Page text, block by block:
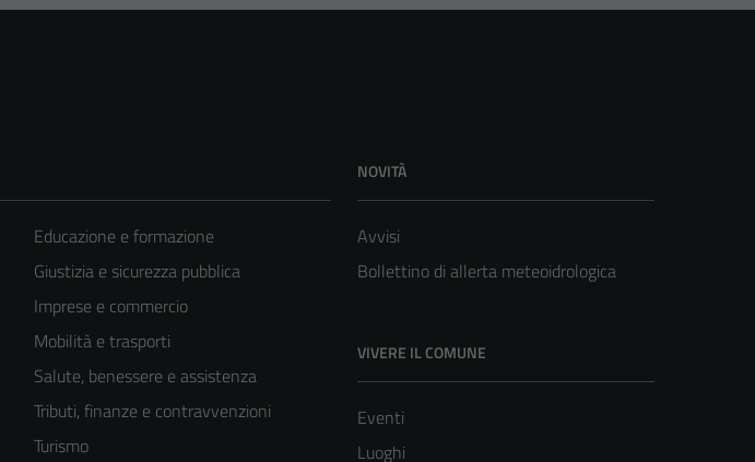
Educazione e formazione
Giustizia e sicurezza pubblica
Imprese e commercio
Mobilità e trasporti
Salute, benessere e assistenza
Tributi, finanze e contravvenzioni
Turismo
NOVITÀ
Avvisi
Bollettino di allerta meteoidrologica
VIVERE IL COMUNE
Eventi
Luoghi